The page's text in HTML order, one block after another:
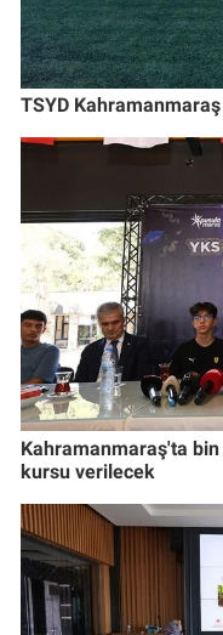
TSYD Kahramanmaraş
Kahramanmaraş'ta
kursu verilecek